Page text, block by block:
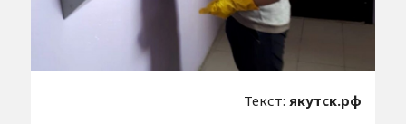
Текст: якутск.рф